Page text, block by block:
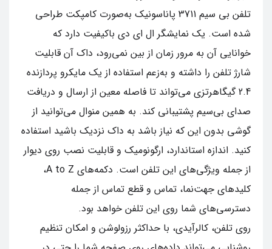
تلفن بی سیم 3711 پاناسونیک به‌صورت کامپکت طراحی
شده است. یک نمایشگر ال‌ ای‌ دی باکیفیت دارد که
خوانایی آن به‌ مرور زمان از بین نمی‌رود، داک آن قابلیت
شارژ تلفن را داشته و به‌زعم استفاده از یک مایکرو پردازنده
2.4 گیگاهرتزی می‌تواند تا فاصله معین از ارسال و دریافت
صدای بی‌سیم پشتیبانی کند. به همین منوال می‌توانید از
گوشی بدون این که نیاز باشد به داک نزدیک باشید استفاده
کنید. اندازه استاندارد، ارگونومیک و قابلیت نصب روی دیوار
از جمله ویژگی‌های این تلفن است. دکمه‌های A to Z،
کلیدهای جهت‌نما، تماس و قطع تماس از جمله
دسترسی‌های شما روی این تلفن خواهد بود.
روی تلفن، کالرآیدی، با حداکثر رزولوشن و امکان تنظیم